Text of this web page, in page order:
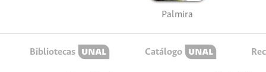
Palmira
Bibliotecas Catálogo